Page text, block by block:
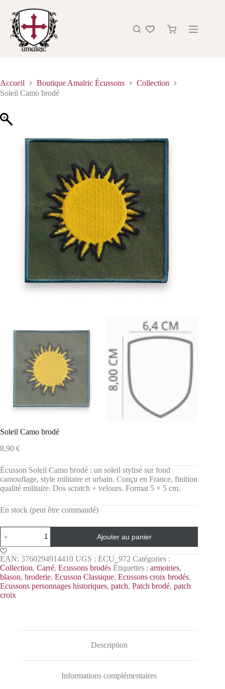
Accueil Boutique Amalric Écussons
Collection
Soleil Camo brodé
Soleil Camo brodé
8,90 €
Écusson Soleil Camo brodé : un soleil stylisé sur fond
camouflage, style militaire et urbain. Conçu en France, finition
qualité militaire. Dos scratch + velours. Format 5 × 5 cm.
En stock (peut être commandé)
Ajouter au panier
EAN: 3760294914410 UGS : ECU_972 Catégories :
Collection, Carré, Ecussons brodés Étiquettes : armoiries,
blason, broderie, Ecusson Classique, Ecussons croix brodés,
Ecussons personnages historiques, patch, Patch brodé, patch
croix
Description
Informations complémentaires